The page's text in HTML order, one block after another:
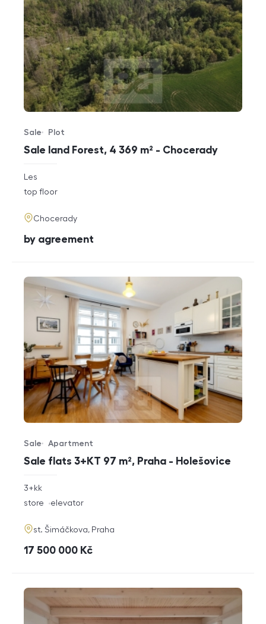
Sale land Forest, 4 369 m² - Chocerady
Offer type
Sale
Property type
Plot
rozměry
Les
funkce
top floor
adresa
Chocerady
cena
by agreement
Sale flats 3+KT 97 m², Praha - Holešovice
Offer type
Sale
Property type
Apartment
rozměry
disposition
3+kk
funkce
store elevator
adresa
st. Šimáčkova, Praha
cena
17 500 000 Kč